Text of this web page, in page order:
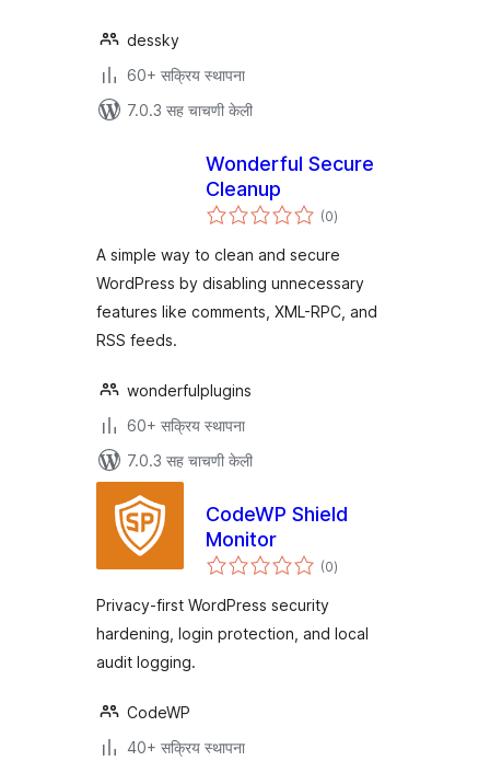
dessky
60+ सक्रिय स्थापना
7.0.3 सह चाचणी केली
Wonderful Secure
Cleanup
(0एकूण
मूल्यांकन
)
A simple way to clean and secure
WordPress by disabling unnecessary
features like comments, XML-RPC, and
RSS feeds.
wonderfulplugins
60+ सक्रिय स्थापना
7.0.3 सह चाचणी केली
CodeWP Shield
Monitor
(0एकूण
मूल्यांकन
)
Privacy-first WordPress security
hardening, login protection, and local
audit logging.
CodeWP
40+ सक्रिय स्थापना